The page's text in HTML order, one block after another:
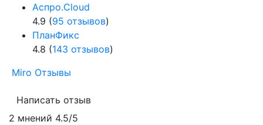
Аспро.Cloud
4.9 (95 отзывов)
ПланФикс
4.8 (143 отзывов)
Miro Отзывы
Написать отзыв
2 мнений 4.5/5